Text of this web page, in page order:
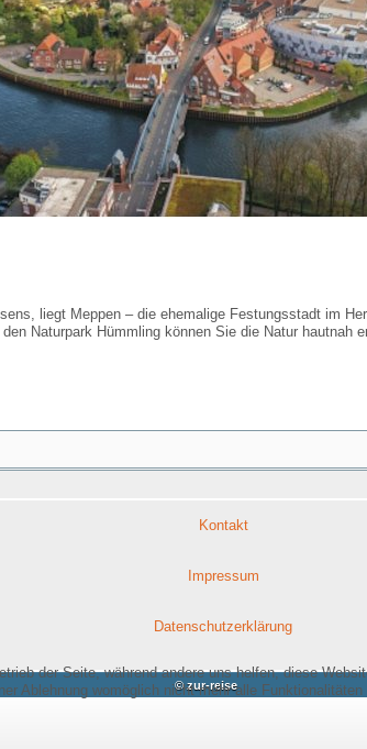
liegt Meppen – die ehemalige Festungsstadt im
den Naturpark Hümmling können Sie die Natur hautnah
Kontakt
Impressum
Datenschutzerklärung
© zur-reise
der Seite, während andere uns helfen, diese
womöglich nicht mehr alle Funktionalitäten